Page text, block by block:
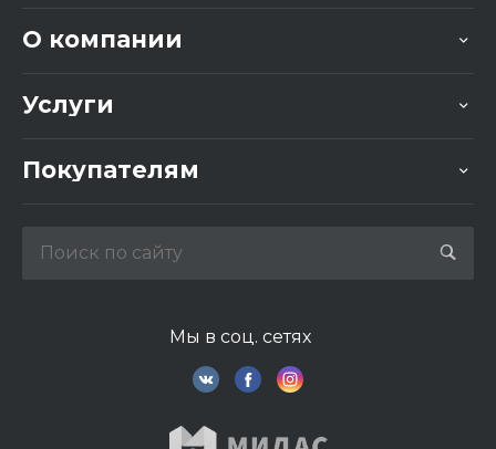
О компании
Услуги
Покупателям
Мы в соц. сетях